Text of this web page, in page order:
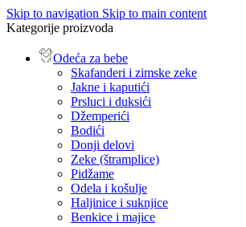
Skip to navigation Skip to main content
Kategorije proizvoda
Odeća za bebe
Skafanderi i zimske zeke
Jakne i kaputići
Prsluci i duksići
Džemperići
Bodići
Donji delovi
Zeke (štramplice)
Pidžame
Odela i košulje
Haljinice i suknjice
Benkice i majice